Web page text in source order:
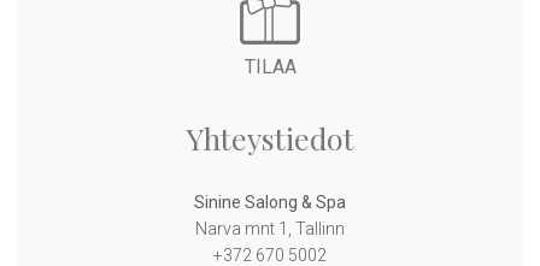
TILAA
Yhteystiedot
Sinine Salong & Spa
Narva mnt 1, Tallinn
+372 670 5002